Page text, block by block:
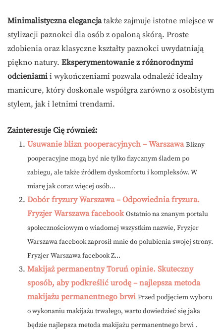
Minimalistyczna elegancjatakże zajmuje istotne miejsce w
stylizacji paznokci dla osób z opaloną skórą. Proste
zdobienia oraz klasyczne kształty paznokci uwydatniają
piękno natury. Eksperymentowanie z różnorodnymi
odcieniami i wykończeniami pozwala odnaleźć idealny
manicure, który doskonale współgra zarówno z osobistym
stylem, jak i letnimi trendami.
Zainteresuje Cię również:
Usuwanie blizn pooperacyjnych – Warszawa Blizny
pooperacyjne mogą być nie tylko fizycznym śladem po
zabiegu, ale także źródłem dyskomfortu i kompleksów. W
miarę jak coraz więcej osób...
Dobór fryzury Warszawa – Odpowiednia fryzura.
Fryzjer Warszawa facebook Ostatnio na znanym portalu
społecznościowym o wiadomej wszystkim nazwie, Fryzjer
Warszawa facebook zaprosił mnie do polubienia swojej strony.
Fryzjer Warszawa facebook Z...
Makijaż permanentny Toruń opinie. Skuteczny
sposób, aby podkreślić urodę – najlepsza metoda
makijażu permanentnego brwi Przed podjęciem wyboru
o wykonaniu makijażu trwałego, warto dowiedzieć się jaka
będzie najlepsza metoda makijażu permanentnego brwi .